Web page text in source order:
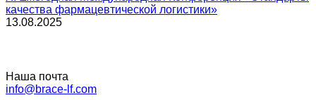
качества фармацевтической логистики»
13.08.2025
Наша почта
info@brace-lf.com